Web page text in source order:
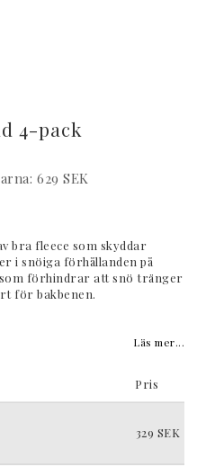
4-pack
629 SEK
bra fleece som skyddar
i snöiga förhållanden på
förhindrar att snö tränger
för bakbenen.
Läs mer...
Pris
329 SEK